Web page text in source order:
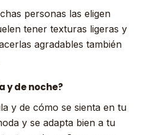
personas las eligen
tener texturas ligeras y
agradables también
y de noche?
y de cómo se sienta en tu
y se adapta bien a tu